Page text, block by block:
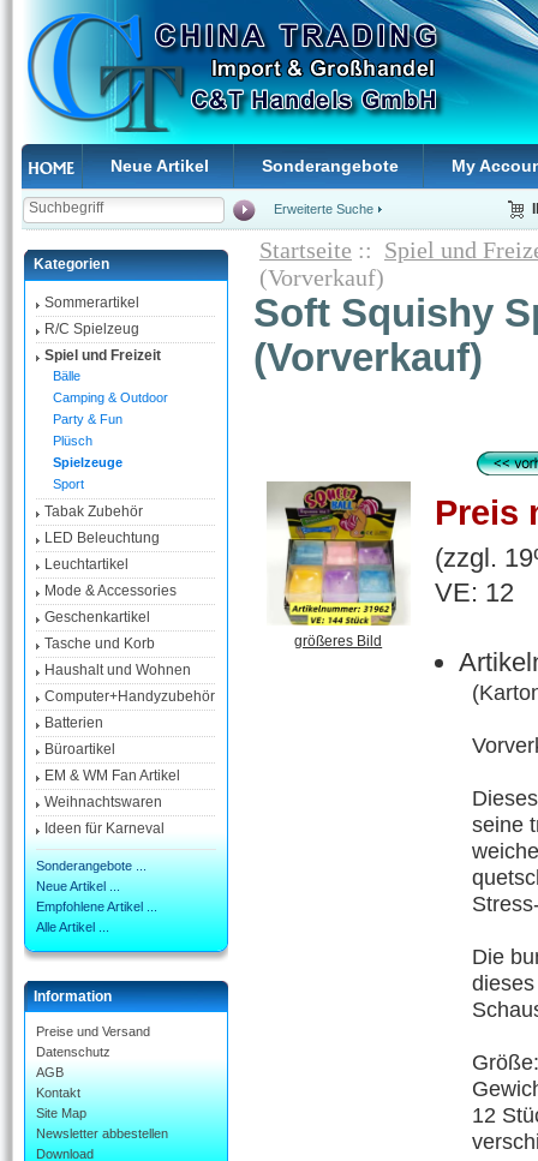
Neue Artikel Sonderangebote My
Erweiterte Suche
Kategorien
Sommerartikel
R/C Spielzeug
Spiel und Freizeit
Bälle
Camping & Outdoor
Party & Fun
Plüsch
Spielzeuge
Sport
Tabak Zubehör
LED Beleuchtung
Leuchtartikel
Mode & Accessories
Geschenkartikel
Tasche und Korb
Haushalt und Wohnen
Computer+Handyzubehör
Batterien
Büroartikel
EM & WM Fan Artikel
Weihnachtswaren
Ideen für Karneval
Sonderangebote ...
Neue Artikel ...
Empfohlene Artikel ...
Alle Artikel ...
Information
Preise und Versand
Datenschutz
AGB
Kontakt
Site Map
Newsletter abbestellen
Download
Startseite :: Spiel und
(Vorverkauf)
Soft Squishy
(Vorverkauf)
größeres Bild
Preis
(zzgl.
VE: 12
seine
Die
12